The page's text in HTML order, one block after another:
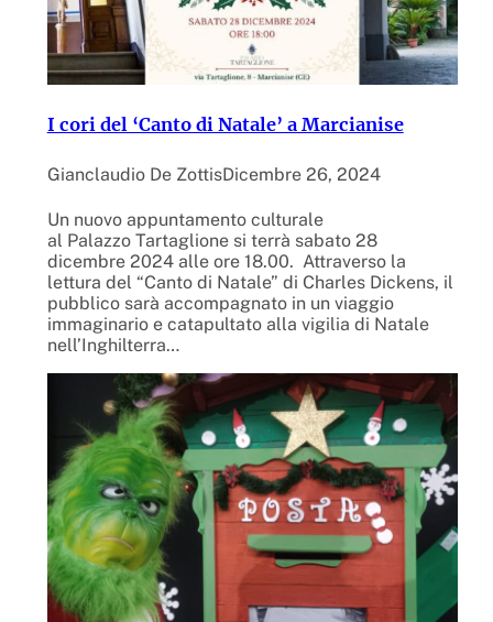
I cori del ‘Canto di Natale’ a Marcianise
Gianclaudio De ZottisDicembre 26, 2024
Un nuovo appuntamento culturale
al Palazzo Tartaglione si terrà sabato 28
dicembre 2024 alle ore 18.00. Attraverso la
lettura del “Canto di Natale” di Charles Dickens, il
pubblico sarà accompagnato in un viaggio
immaginario e catapultato alla vigilia di Natale
nell’Inghilterra…